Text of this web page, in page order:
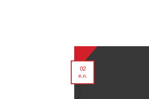
02
ต.ค.